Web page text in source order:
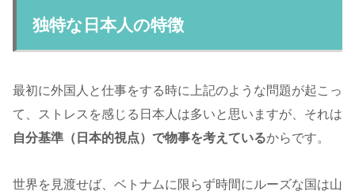
独特な日本人の特徴
最初に外国人と仕事をする時に上記のような問題が起こっ
て、ストレスを感じる日本人は多いと思いますが、それは
自分基準（日本的視点）で物事を考えているからです。
世界を見渡せば、ベトナムに限らず時間にルーズな国は山